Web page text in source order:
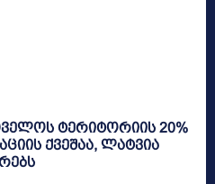
ტერიტორიის 20%
ქვეშაა, ლატვია